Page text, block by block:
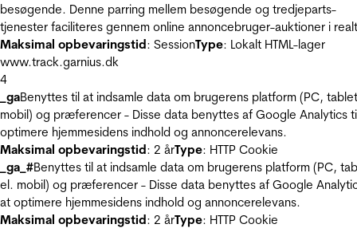
besøgende. Denne parring mellem besøgende og tredjeparts-
tjenester faciliteres gennem online annoncebruger-auktioner i
Maksimal opbevaringstid: SessionType: Lokalt HTML-lager
www.track.garnius.dk
4
_gaBenyttes til at indsamle data om brugerens platform (PC,
mobil) og præferencer - Disse data benyttes af Google Analytics
optimere hjemmesidens indhold og annoncerelevans.
Maksimal opbevaringstid: 2 årType: HTTP Cookie
_ga_#Benyttes til at indsamle data om brugerens platform (PC,
el. mobil) og præferencer - Disse data benyttes af Google
at optimere hjemmesidens indhold og annoncerelevans.
Maksimal opbevaringstid: 2 årType: HTTP Cookie